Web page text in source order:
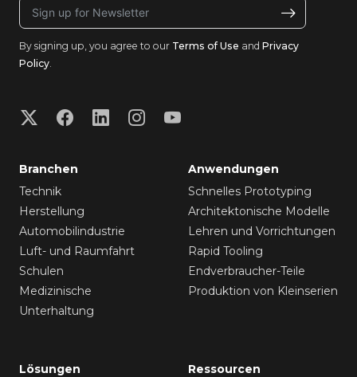
By signing up, you agree to our Terms of Use and Privacy
Policy
Branchen
Technik
Herstellung
Automobilindustrie
Luft- und Raumfahrt
Schulen
Medizinische
Unterhaltung
Anwendungen
Schnelles Prototyping
Architektonische Modelle
Lehren und Vorrichtungen
Rapid Tooling
Endverbraucher-Teile
Produktion von Kleinserien
Lösungen
Ressourcen